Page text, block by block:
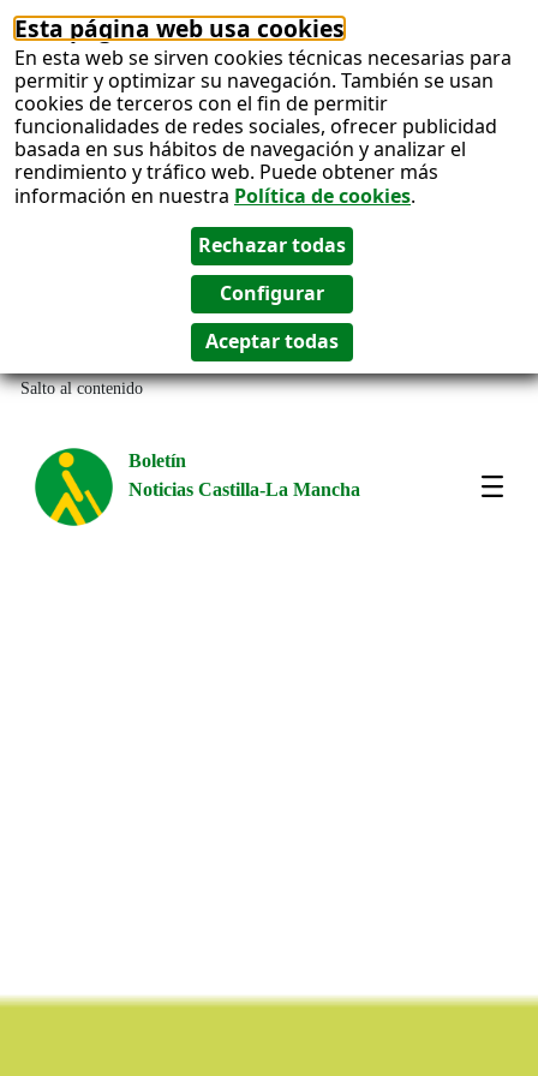
Esta página web usa cookies
En esta web se sirven cookies técnicas necesarias para
permitir y optimizar su navegación. También se usan
cookies de terceros con el fin de permitir
funcionalidades de redes sociales, ofrecer publicidad
basada en sus hábitos de navegación y analizar el
rendimiento y tráfico web. Puede obtener más
información en nuestra Política de cookies.
Salto al contenido
Boletín
Noticias Castilla-La Mancha